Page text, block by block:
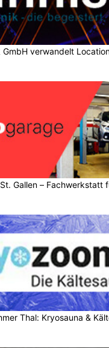
GmbH verwandelt
Gallen – Fachwerkstatt
Thal: Kryosauna &